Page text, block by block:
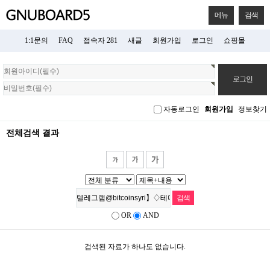
메뉴 검색
1:1문의 FAQ 접속자 281 새글 회원가입 로그인 쇼핑몰
회
원
로
자동로그인 회원가입 정보찾기
전체검색 결과
OR AND
검색된 자료가 하나도 없습니다.